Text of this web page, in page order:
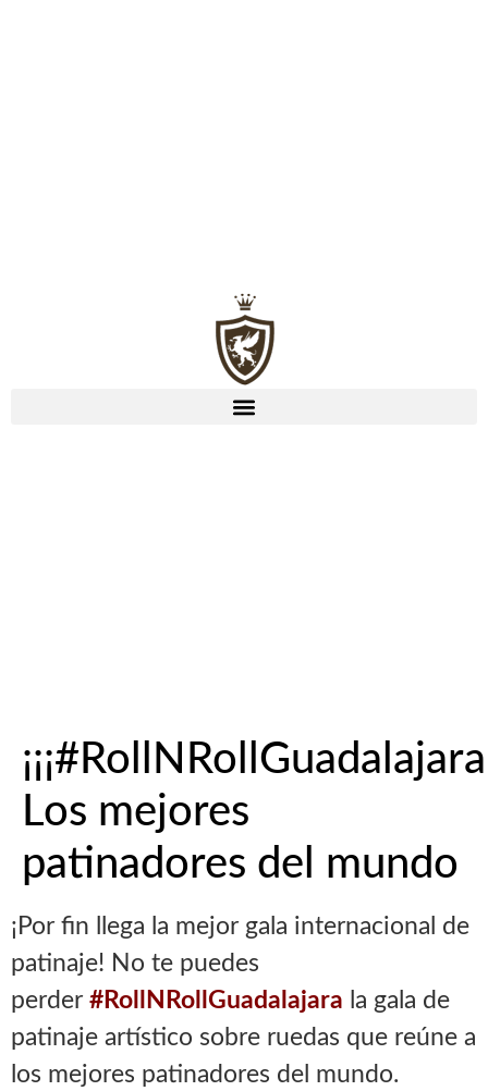
Los mejores
patinadores del mundo
¡Por fin llega la mejor gala internacional de
patinaje! No te puedes
perder #RollNRollGuadalajara la gala de
patinaje artístico sobre ruedas que reúne a
los mejores patinadores del mundo.